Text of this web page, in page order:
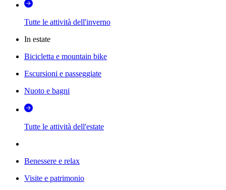
Tutte le attività dell'inverno
In estate
Bicicletta e mountain bike
Escursioni e passeggiate
Nuoto e bagni
Tutte le attività dell'estate
Benessere e relax
Visite e patrimonio